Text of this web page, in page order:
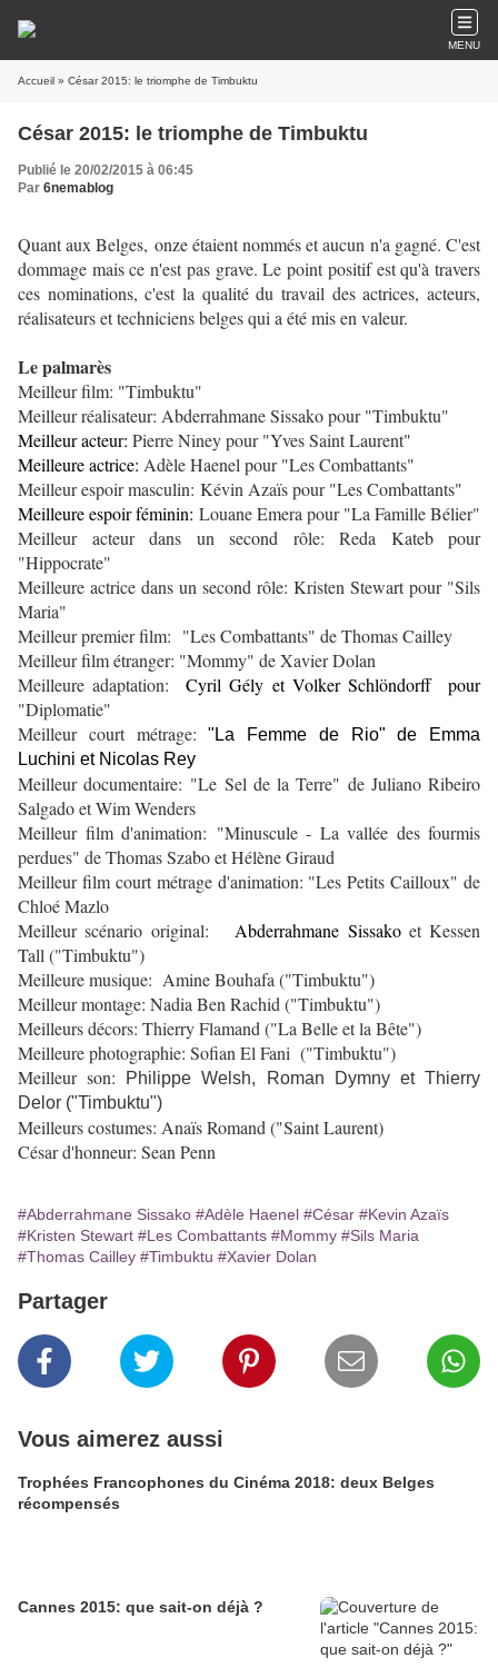
MENU
Accueil » César 2015: le triomphe de Timbuktu
César 2015: le triomphe de Timbuktu
Publié le 20/02/2015 à 06:45
Par 6nemablog
Quant aux Belges, onze étaient nommés etaucun n'a gagné. C'est
dommage mais ce n'est pas grave. Le point positif est qu'à travers
ces nominations, c'est la qualité du travail des actrices, acteurs,
réalisateurs et techniciens belges qui a été mis en valeur.
Le palmarès
Meilleur film: "Timbuktu"
Meilleur réalisateur: Abderrahmane Sissako pour "Timbuktu"
Meilleur acteur: Pierre Niney pour "Yves Saint Laurent"
Meilleure actrice: Adèle Haenel pour "Les Combattants"
Meilleur espoir masculin: Kévin Azaïs pour "Les Combattants"
Meilleure espoir féminin: Louane Emera pour "La Famille Bélier"
Meilleur acteur dans un second rôle: Reda Kateb pour
"Hippocrate"
Meilleure actrice dans un second rôle: Kristen Stewart pour "Sils
Maria"
Meilleur premier film: "Les Combattants" de Thomas Cailley
Meilleur film étranger: "Mommy" de Xavier Dolan
Meilleure adaptation:
Cyril Gély et Volker Schlöndorff pour
"Diplomatie"
Meilleur court métrage:"La Femme de Rio" de Emma
Luchini et Nicolas Rey
Meilleur documentaire: "Le Sel de la Terre" de Juliano Ribeiro
Salgado et Wim Wenders
Meilleur film d'animation: "Minuscule - La vallée des fourmis
perdues" de Thomas Szabo et Hélène Giraud
Meilleur film court métrage d'animation: "Les Petits Cailloux" de
Chloé Mazlo
Meilleur scénario original:
Abderrahmane Sissakoet Kessen
Tall ("Timbuktu")
Meilleure musique: Amine Bouhafa ("Timbuktu")
Meilleur montage: Nadia Ben Rachid ("Timbuktu")
Meilleurs décors: Thierry Flamand ("La Belle et la Bête")
Meilleure photographie: Sofian El Fani ("Timbuktu")
Meilleur son:
Philippe Welsh, Roman Dymny et Thierry
Delor ("Timbuktu")
Meilleurs costumes: Anaïs Romand ("Saint Laurent)
César d'honneur: Sean Penn
#Abderrahmane Sissako #Adèle Haenel #César #Kevin Azaïs
#Kristen Stewart #Les Combattants #Mommy #Sils Maria
#Thomas Cailley #Timbuktu #Xavier Dolan
Partager
Vous aimerez aussi
Trophées Francophones du Cinéma 2018: deux Belges
récompensés
Cannes 2015: que sait-on déjà ?